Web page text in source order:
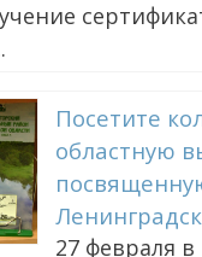
Посетите
областную
27 февраля